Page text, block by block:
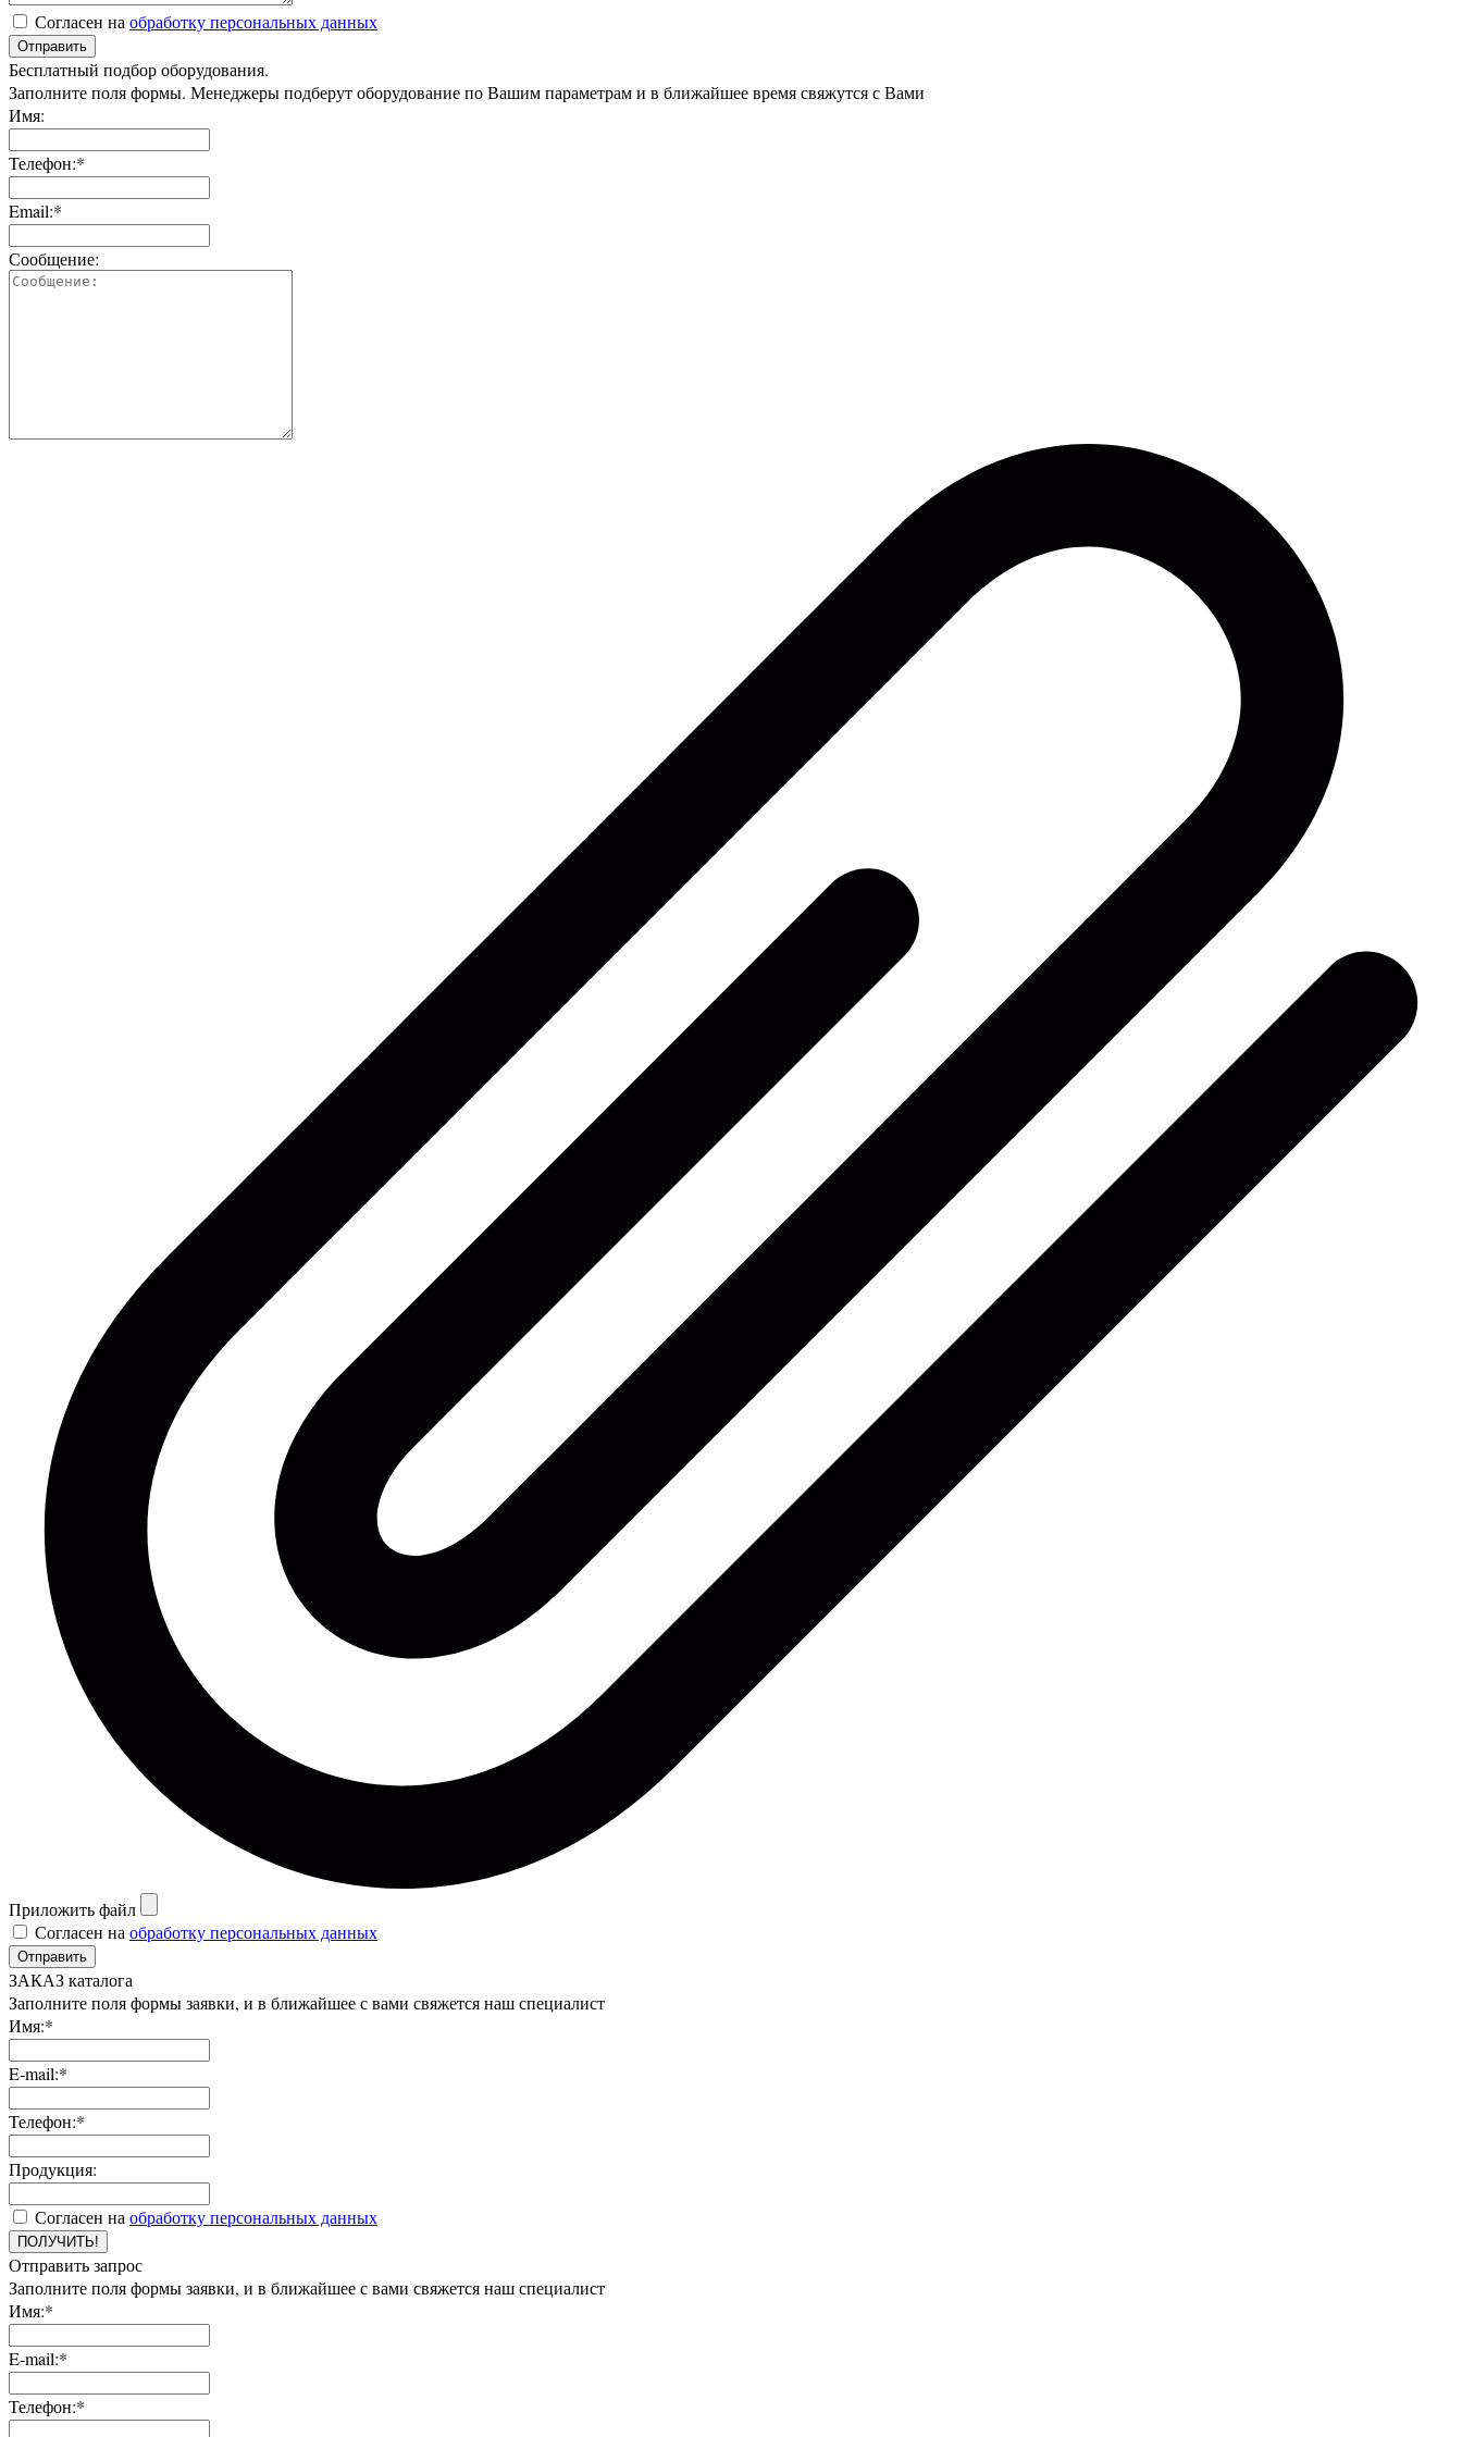
Согласен на обработку персональных данных
Отправить
Бесплатный подбор оборудования.
Заполните поля формы. Менеджеры подберут оборудование по Вашим параметрам и в ближайшее время свяжутся с Вами
Имя:
Телефон:*
Email:*
Сообщение:
Приложить файл
Согласен на обработку персональных данных
Отправить
ЗАКАЗ каталога
Заполните поля формы заявки, и в ближайшее с вами свяжется наш специалист
Имя:*
E-mail:*
Телефон:*
Продукция:
Согласен на обработку персональных данных
ПОЛУЧИТЬ!
Отправить запрос
Заполните поля формы заявки, и в ближайшее с вами свяжется наш специалист
Имя:*
E-mail:*
Телефон:*